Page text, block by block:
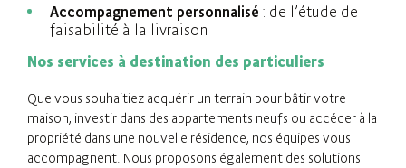
Accompagnement personnalisé : de l’étude de
faisabilité à la livraison
Nos services à destination des particuliers
Que vous souhaitiez acquérir un terrain pour bâtir votre
maison, investir dans des appartements neufs ou accéder à la
propriété dans une nouvelle résidence, nos équipes vous
accompagnent. Nous proposons également des solutions